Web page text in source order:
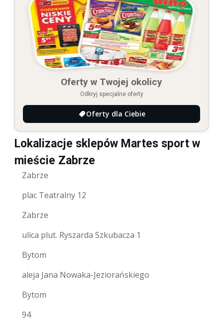
Oferty w Twojej okolicy
Odkryj specjalne oferty
Oferty dla Ciebie
Lokalizacje sklepów Martes sport w
mieście Zabrze
Zabrze
plac Teatralny 12
Zabrze
ulica plut. Ryszarda Szkubacza 1
Bytom
aleja Jana Nowaka-Jeziorańskiego
Bytom
94